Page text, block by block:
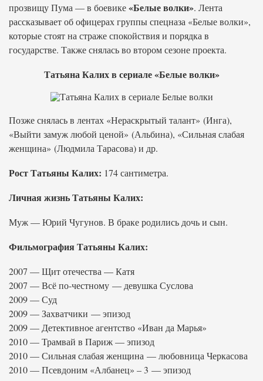
прозвищу Пума — в боевике«Белые волки». Лента
рассказывает об офицерах группы спецназа «Белые волки»,
которые стоят на страже спокойствия и порядка в
государстве. Также снялась во втором сезоне проекта.
Татьяна Калих в сериале «Белые волки»
Позже снялась в лентах «Нераскрытый талант» (Инга),
«Выйти замуж любой ценой» (Альбина), «Сильная слабая
женщина» (Людмила Тарасова) и др.
Рост Татьяны Калих: 174 сантиметра.
Личная жизнь Татьяны Калих:
Муж — Юрий Чугунов. В браке родились дочь и сын.
Фильмография Татьяны Калих:
2007 — Щит отечества — Катя
2007 — Всё по-честному — девушка Суслова
2009 — Суд
2009 — Захватчики — эпизод
2009 — Детективное агентство «Иван да Марья»
2010 — Трамвай в Париж — эпизод
2010 — Сильная слабая женщина — любовница Черкасова
2010 — Псевдоним «Албанец» – 3 — эпизод